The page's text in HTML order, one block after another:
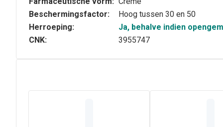
Beschermingsfactor:
Hoog tussen 30 en 50
Herroeping:
Ja, behalve indien
CNK:
3955747